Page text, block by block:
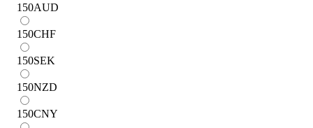
150AUD
150CHF
150SEK
150NZD
150CNY